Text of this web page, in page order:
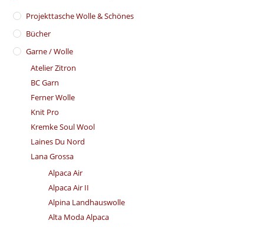
​Projekttasche Wolle & Schönes
Bücher
Garne / Wolle
Atelier Zitron
BC Garn
Ferner Wolle
Knit Pro
Kremke Soul Wool
Laines Du Nord
Lana Grossa
Alpaca Air
Alpaca Air II
Alpina Landhauswolle
Alta Moda Alpaca